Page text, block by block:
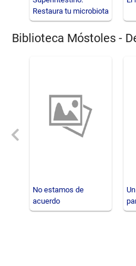
Restaura tu microbiota
para sanar, perder pe
Biblioteca Móstoles -
Previous
No estamos de
acuerdo